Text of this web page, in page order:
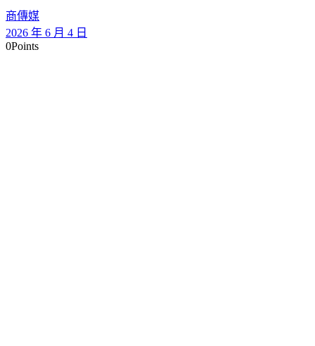
商傳媒
2026 年 6 月 4 日
0Points